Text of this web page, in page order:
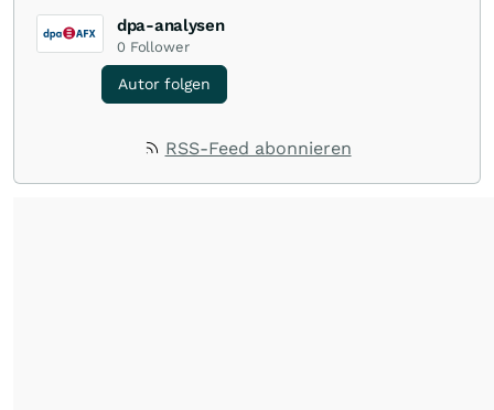
dpa-analysen
0 Follower
Autor folgen
RSS-Feed abonnieren